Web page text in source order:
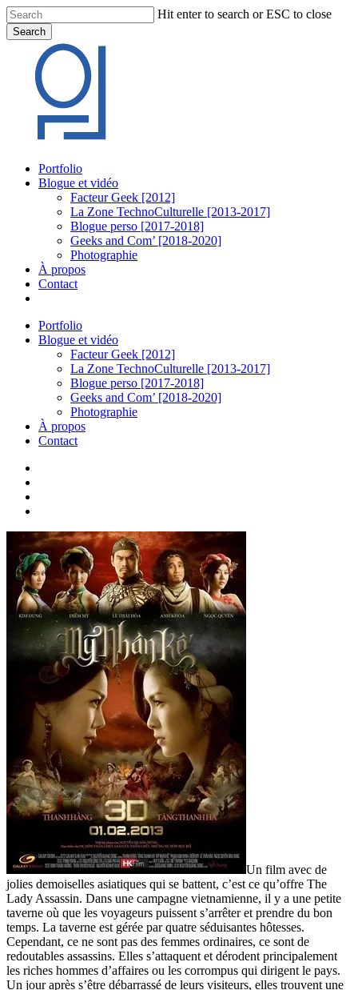
Skip
to
main
content
Hit enter to search or ESC to close
Search
Search
Menu
Portfolio
Blogue et vidéo
Facteur Geek [2012]
La Zone TechnoCulturelle [2013-2017]
Blogue perso [2017-2018]
Geeks and Com’ [2018-2020]
Photographie
À propos
Contact
Portfolio
Blogue et vidéo
Facteur Geek [2012]
La Zone TechnoCulturelle [2013-2017]
Blogue perso [2017-2018]
Geeks and Com’ [2018-2020]
Photographie
À propos
Contact
Un film avec de
jolies demoiselles asiatiques qui se battent, c’est ce qu’offre The
Lady Assassin. Dans une campagne vietnamienne, il y a une petite
taverne où que les voyageurs puissent s’arrêter et prendre du bon
temps. La taverne est gérée par quatre séduisantes hôtesses.
Cependant, ce ne sont pas des femmes ordinaires, ce sont de
redoutables assassins. Elles s’attaquent et dérodent principalement
les riches hommes d’affaires ou les corrompus qui dirigent le pays.
Un jour après s’être débarrassé de leurs visiteurs, elles trouvent une